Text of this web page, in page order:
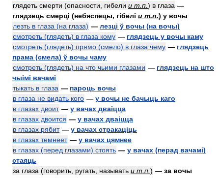
глядеть смерти (опасности, гибели и т.п. ) в глаза —
глядзець смерці (небяспецы, гібелі и т.п.) у вочы
лезть в глаза (на глаза) — лезці ў вочы (на вочы)
смотреть (глядеть) в глаза кому — глядзець у вочы каму
смотреть (глядеть) прямо (смело) в глаза чему — глядзець
прама (смела) ў вочы чаму
смотреть (глядеть) на что чьими глазами — глядзець на што
чыімі вачамі
тыкать в глаза — пароць вочы
в глаза не видать кого — у вочы не бачыць каго
в глазах двоит — у вачах дваіцца
в глазах двоится — у вачах дваіцца
в глазах рябит — у вачах стракаціць
в глазах темнеет — у вачах цямнее
в глазах (перед глазами) стоять — у вачах (перад вачамі)
стаяць
за глаза (говорить, ругать, называть и т.п. ) — за вочы